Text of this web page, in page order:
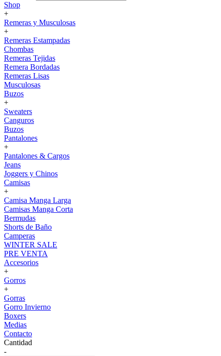
Shop
+
Remeras y Musculosas
+
Remeras Estampadas
Chombas
Remeras Tejidas
Remera Bordadas
Remeras Lisas
Musculosas
Buzos
+
Sweaters
Canguros
Buzos
Pantalones
+
Pantalones & Cargos
Jeans
Joggers y Chinos
Camisas
+
Camisa Manga Larga
Camisas Manga Corta
Bermudas
Shorts de Baño
Camperas
WINTER SALE
PRE VENTA
Accesorios
+
Gorros
+
Gorras
Gorro Invierno
Boxers
Medias
Contacto
Cantidad
-